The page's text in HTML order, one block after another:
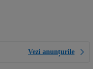
Vezi anunțurile